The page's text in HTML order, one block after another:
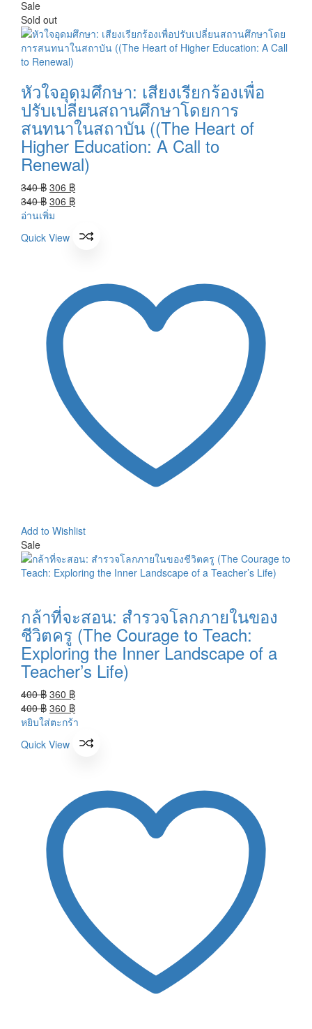
Sale
Sold out
หัวใจอุดมศึกษา: เสียงเรียกร้องเพื่อ
ปรับเปลี่ยนสถานศึกษาโดยการ
สนทนาในสถาบัน ((The Heart of
Higher Education: A Call to
Renewal)
340฿ Original
price
was:
306 ฿Current
price
340฿ Original
price
340 ฿.
306 ฿Current
306 ฿.
อ่านเพิ่ม
Quick View
Add to Wishlist
Sale
กล้าที่จะสอน: สำรวจโลกภายในของ
ชีวิตครู (The Courage to Teach:
Exploring the Inner Landscape of a
Teacher’s Life)
400฿ Original
price
was:
360 ฿Current
price
is:
400฿ Original
price
400 ฿.
360 ฿Current
price
360 ฿.
หยิบใส่ตะกร้า
Quick View